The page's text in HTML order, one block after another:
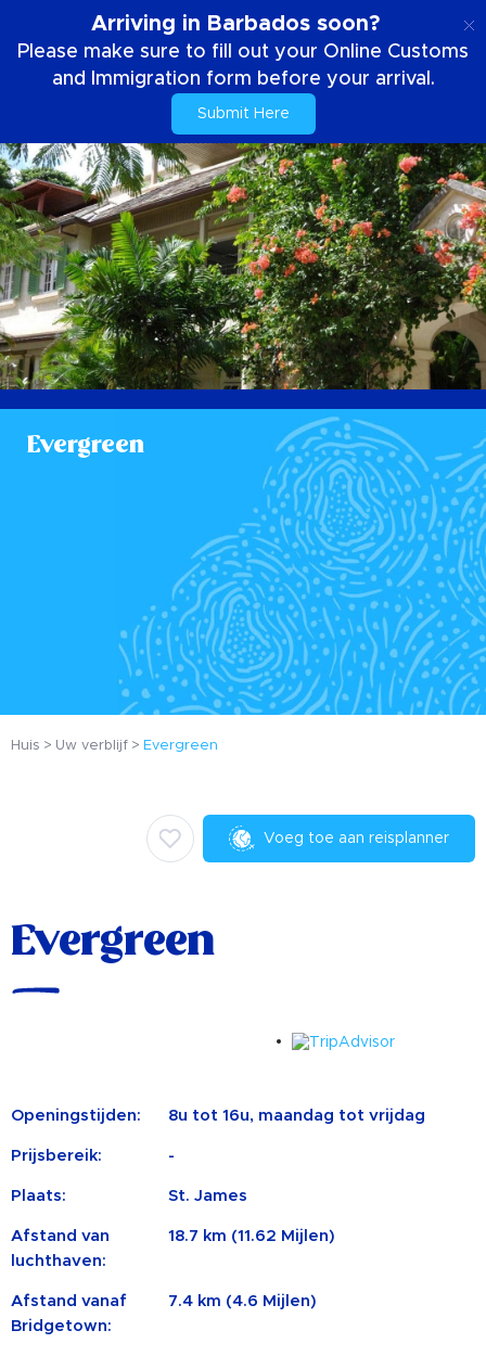
Arriving in Barbados soon?
Please make sure to fill out your Online Customs
and Immigration form before your arrival.
Submit Here
Evergreen
Huis Uw verblijf Evergreen
Voeg toe aan reisplanner
Evergreen
Openingstijden: 8u tot 16u, maandag tot vrijdag
Prijsbereik: -
Plaats: St. James
Afstand van
luchthaven:
18.7 km (11.62 Mijlen)
Afstand vanaf
Bridgetown:
7.4 km (4.6 Mijlen)